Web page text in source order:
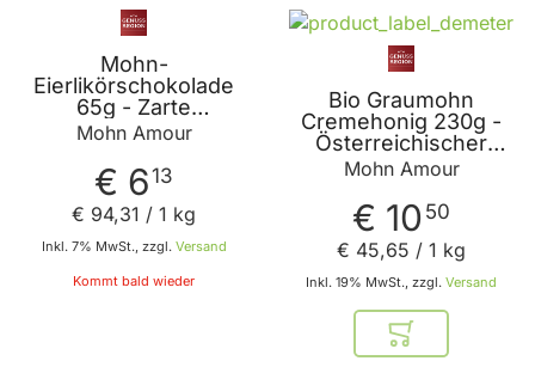
Mohn-
Eierlikörschokolade
65g - Zarte
Bitterschokolade mit
Schlagobers Mohn
und Eierlikör von
Mohn Amour
Mohn Amour
€ 613
Inkl. 7% MwSt., zzgl. Versand
€ 94,31 / 1 kg
Kommt bald wieder
Bio Graumohn
Cremehonig 230g -
Österreichischer
Cremehonig mit
Waldviertler
Graumohn von Mohn
Amour
Mohn Amour
€ 10 50
Inkl. 19% MwSt., zzgl. Versand
€ 45,65 / 1 kg
In den